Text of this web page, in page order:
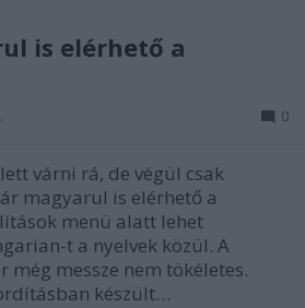
is elérhető a
0
várni rá, de végül csak
magyarul is elérhető a
menü alatt lehet
t a nyelvek közül. A
messze nem tökéletes.
készült…